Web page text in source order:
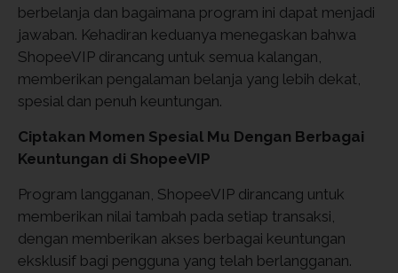
berbelanja dan bagaimana program ini dapat menjadi
jawaban. Kehadiran keduanya menegaskan bahwa
ShopeeVIP dirancang untuk semua kalangan,
memberikan pengalaman belanja yang lebih dekat,
spesial dan penuh keuntungan.
Ciptakan Momen Spesial Mu Dengan Berbagai
Keuntungan di ShopeeVIP
Program langganan, ShopeeVIP dirancang untuk
memberikan nilai tambah pada setiap transaksi,
dengan memberikan akses berbagai keuntungan
eksklusif bagi pengguna yang telah berlangganan.